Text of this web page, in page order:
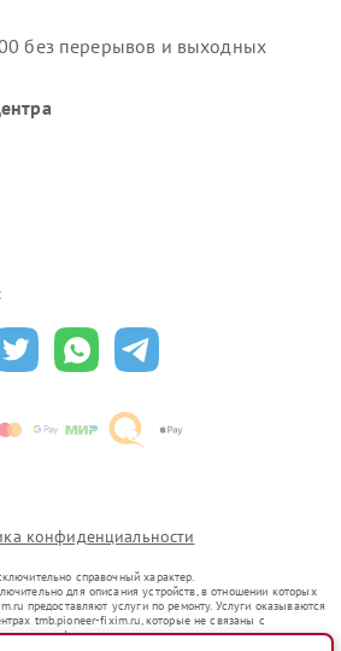
без перерывов и выходных
конфиденциальности
справочный характер.
для описания устройств, в отношении которых
предоставляют услуги по ремонту. Услуги оказываются
tmb.pioneer-fixim.ru, которые не связаны с
или их официальными представителями.